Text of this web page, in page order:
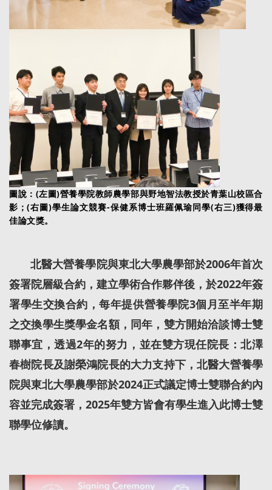
圖說：(左圖)營養學院教師農學部與野地智法教授於青葉山校區合
影；(右圖)學生論文競賽-保健系博士班羅佩瑜同學(右三)獲得最
佳論文獎。
北醫大營養學院與東北大學農學部於2006年首次
簽署院層級合約，建立學術合作夥伴後，於2022年簽
署學生交換合約，每年提供營養學院3個月至半年期
之交換學生獎學金名額，同年，雙方開始洽談博士雙
聯事宜，透過2年的努力，並在雙方現任院長：北澤
春樹院長及謝榮鴻院長的大力支持下，北醫大營養學
院與東北大學農學部於2024正式議定博士雙聯合約內
容並完成簽署，2025年雙方皆會有學生進入此博士雙
聯學位修讀。